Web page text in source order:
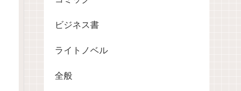
ビジネス書
ライトノベル
全般